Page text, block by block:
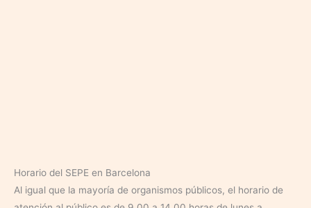
Horario del SEPE en Barcelona
Al igual que la mayoría de organismos públicos, el horario de